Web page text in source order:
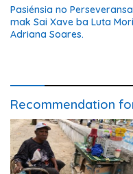
Pasiénsia no Perseveransa
mak Sai Xave ba Luta
Adriana Soares.
Recommendation